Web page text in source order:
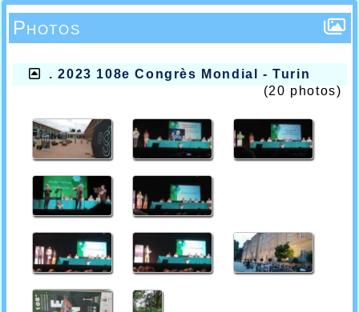
Photos
. 2023 108e Congrès Mondial - Turin
(20 photos)